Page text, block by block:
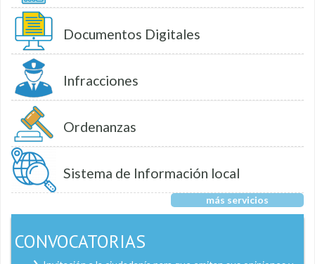
Documentos Digitales
Infracciones
Ordenanzas
Sistema de Información local
más servicios
CONVOCATORIAS